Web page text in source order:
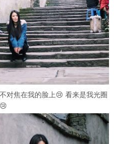
对焦在我的脸上😢 看来是我光圈